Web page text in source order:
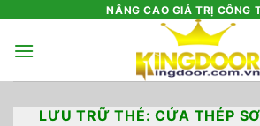
nội
NÂNG CAO GIÁ TRỊ CÔNG
LƯU TRỮ THẺ:CỬA THÉP